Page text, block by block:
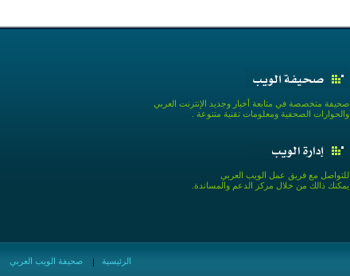
صحيفة متخصصة في متابعة أخبار وجديد الإنترنت العربي
والحوارات الصحفية ومعلومات تقنية متنوعة .
للتواصل مع فريق عمل الويب العربي
يمكنك ذالك من خلال مركز الدعم والمساندة.
صحيفة الويب العربي | الرئيسية